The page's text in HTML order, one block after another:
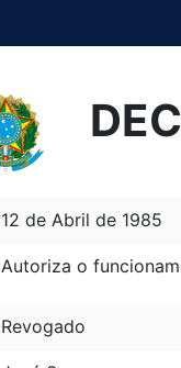
12 de Abril de 1985
Autoriza o
Revogado